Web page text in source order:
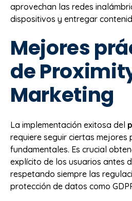
aprovechan las redes
dispositivos y entregar
Mejores
de
Marketing
La implementación exitosa del
requiere seguir ciertas mejores
fundamentales. Es crucial
explícito de los usuarios antes
respetando siempre las
protección de datos como